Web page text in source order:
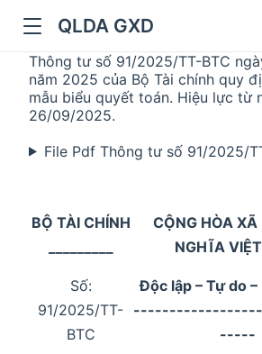
QLDA GXD
Thông tư số 91/2025/TT-BTC
năm 2025 của Bộ Tài chính quy
mẫu biểu quyết toán. Hiệu lực từ
26/09/2025.
File Pdf Thông tư số 91/2025/
BỘ TÀI CHÍNH
Số:
91/2025/TT-
BTC
CỘNG HÒA XÃ
NGHĨA
Độc lập – Tự do
-----